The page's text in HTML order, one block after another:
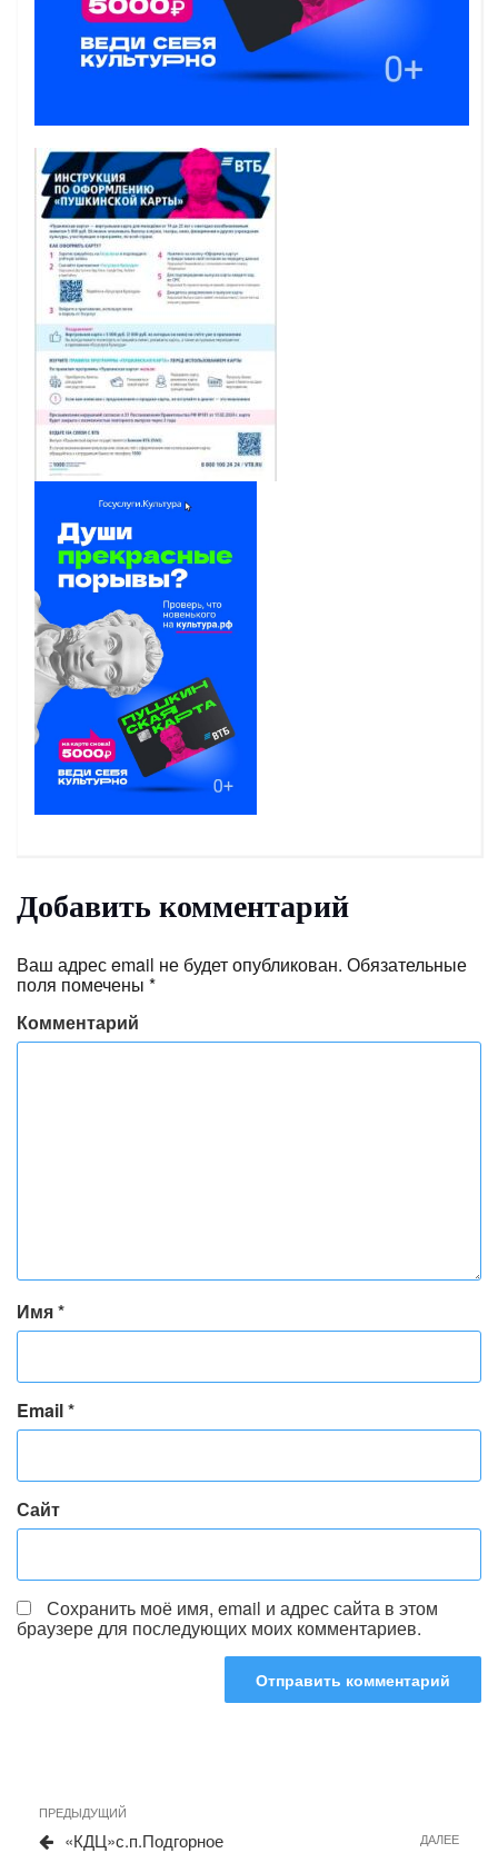
Добавить комментарий
Ваш адрес email не будет опубликован. Обязательные
поля помечены *
Комментарий
Имя*
Email*
Сайт
Сохранить моё имя, email и адрес сайта в этом
браузере для последующих моих комментариев.
Навигация
по
Предыдущая
запись
ПРЕДЫДУЩИЙ
«КДЦ»с.п.Подгорное
ДАЛЕЕ